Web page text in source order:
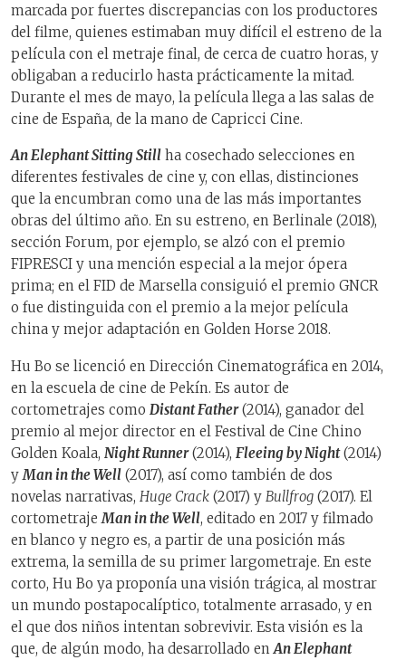
marcada por fuertes discrepancias con los productores
del filme, quienes estimaban muy difícil el estreno de la
película con el metraje final, de cerca de cuatro horas, y
obligaban a reducirlo hasta prácticamente la mitad.
Durante el mes de mayo, la película llega a las salas de
cine de España, de la mano de Capricci Cine.
An Elephant Sitting Still ha cosechado selecciones en
diferentes festivales de cine y, con ellas, distinciones
que la encumbran como una de las más importantes
obras del último año. En su estreno, en Berlinale (2018),
sección Forum, por ejemplo, se alzó con el premio
FIPRESCI y una mención especial a la mejor ópera
prima; en el FID de Marsella consiguió el premio GNCR
o fue distinguida con el premio a la mejor película
china y mejor adaptación en Golden Horse 2018.
Hu Bo se licenció en Dirección Cinematográfica en 2014,
en la escuela de cine de Pekín. Es autor de
cortometrajes como Distant Father(2014), ganador del
premio al mejor director en el Festival de Cine Chino
Golden Koala, Night Runner(2014), Fleeing by Night(2014)
yMan in the Well (2017), así como también de dos
novelas narrativas, Huge Crack (2017) y Bullfrog (2017). El
cortometrajeMan in the Well, editado en 2017 y filmado
en blanco y negro es, a partir de una posición más
extrema, la semilla de su primer largometraje. En este
corto, Hu Bo ya proponía una visión trágica, al mostrar
un mundo postapocalíptico, totalmente arrasado, y en
el que dos niños intentan sobrevivir. Esta visión es la
que, de algún modo, ha desarrollado enAn Elephant